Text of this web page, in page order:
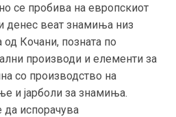
се пробива на европскиот
денес веат знамиња низ
Кочани, позната по
производи и елементи за
со производство на
и јарболи за знамиња.
да испорачува